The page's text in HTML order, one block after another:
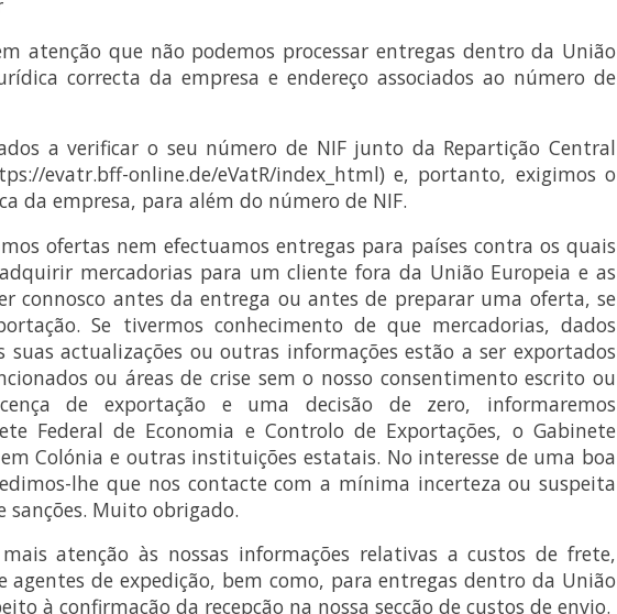
atenção que não podemos processar entregas dentro da União
correcta da empresa e endereço associados ao número de
a verificar o seu número de NIF junto da Repartição Central
evatr.bff-online.de/eVatR/index_html) e, portanto, exigimos o
da empresa, para além do número de NIF.
ofertas nem efectuamos entregas para países contra os quais
mercadorias para um cliente fora da União Europeia e as
connosco antes da entrega ou antes de preparar uma oferta, se
Se tivermos conhecimento de que mercadorias, dados
suas actualizações ou outras informações estão a ser exportados
ou áreas de crise sem o nosso consentimento escrito ou
de exportação e uma decisão de zero, informaremos
Federal de Economia e Controlo de Exportações, o Gabinete
Colónia e outras instituições estatais. No interesse de uma boa
lhe que nos contacte com a mínima incerteza ou suspeita
sanções. Muito obrigado.
atenção às nossas informações relativas a custos de frete,
agentes de expedição, bem como, para entregas dentro da União
à confirmação da recepção na nossa secção de custos de envio.